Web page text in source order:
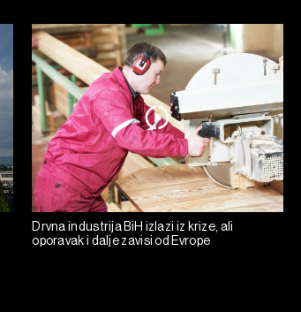
Drvna industrija BiH izlazi iz krize, ali
oporavak i dalje zavisi od Evrope